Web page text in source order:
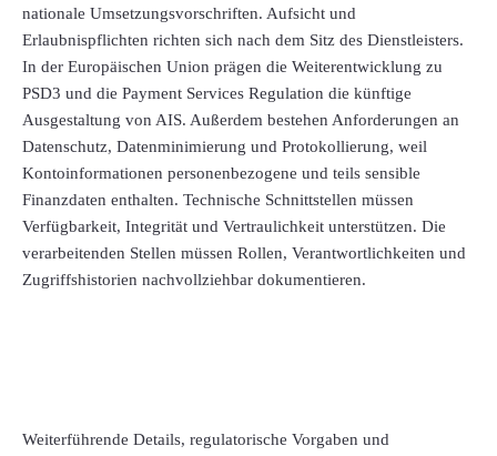
nationale Umsetzungsvorschriften. Aufsicht und
Erlaubnispflichten richten sich nach dem Sitz des Dienstleisters.
In der Europäischen Union prägen die Weiterentwicklung zu
PSD3 und die Payment Services Regulation die künftige
Ausgestaltung von AIS. Außerdem bestehen Anforderungen an
Datenschutz, Datenminimierung und Protokollierung, weil
Kontoinformationen personenbezogene und teils sensible
Finanzdaten enthalten. Technische Schnittstellen müssen
Verfügbarkeit, Integrität und Vertraulichkeit unterstützen. Die
verarbeitenden Stellen müssen Rollen, Verantwortlichkeiten und
Zugriffshistorien nachvollziehbar dokumentieren.
Weiterführende Details, regulatorische Vorgaben und